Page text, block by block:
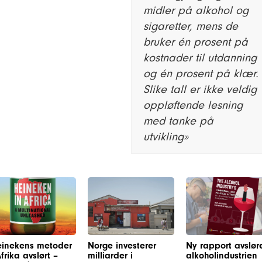
midler på alkohol og
sigaretter, mens de
bruker én prosent på
kostnader til utdanning
og én prosent på klær.
Slike tall er ikke veldig
oppløftende lesning
med tanke på
utvikling»
metoder
avslørt –
Norge investerer
milliarder i
Ny rapport
alkoholindustrien